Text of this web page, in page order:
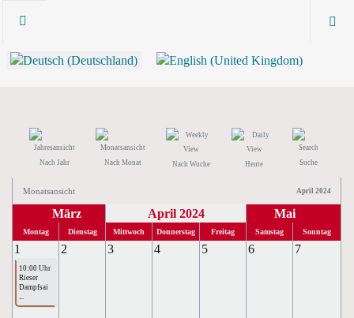
Nach Jahr Nach Monat Nach Woche Heute Suche
Monatsansicht April 2024
März April 2024 Mai
Montag Dienstag Mittwoch Donnerstag Freitag Samstag Sonntag
1 2 3 4 5 6 7
10:00 Uhr
Rieser
Dampfsai
...